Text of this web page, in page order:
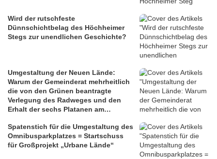
Wird der rutschfeste
Dünnschichtbelag des Höchheimer
Stegs zur unendlichen Geschichte?
Umgestaltung der Neuen Lände:
Warum der Gemeinderat mehrheitlich
die von den Grünen beantragte
Verlegung des Radweges und den
Erhalt der sechs Platanen am
Spatenstich für die Umgestaltung des
Omnibusparkplatzes = Startschuss
für Großprojekt „Urbane Lände“